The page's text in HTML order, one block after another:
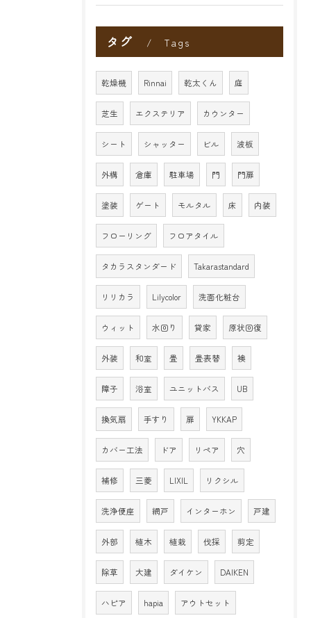
タグ Tags
乾燥機 Rinnai 乾太くん 庭
芝生 エクステリア カウンター
シート シャッター ビル 波板
外構 倉庫 駐車場 門 門扉
塗装 ゲート モルタル 床 内装
フローリング フロアタイル
タカラスタンダード Takarastandard
リリカラ Lilycolor 洗面化粧台
ウィット 水回り 貸家 原状回復
外装 和室 畳 畳表替 襖
障子 浴室 ユニットバス UB
換気扇 手すり 扉 YKKAP
カバー工法 ドア リペア 穴
補修 三菱 LIXIL リクシル
洗浄便座 網戸 インターホン 戸建
外部 植木 植栽 伐採 剪定
除草 大建 ダイケン DAIKEN
ハピア hapia アウトセット